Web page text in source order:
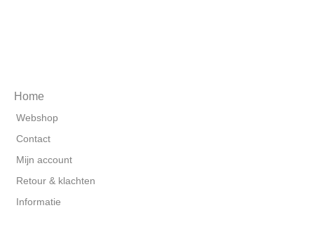
Home
Webshop
Contact
Mijn account
Retour & klachten
Informatie